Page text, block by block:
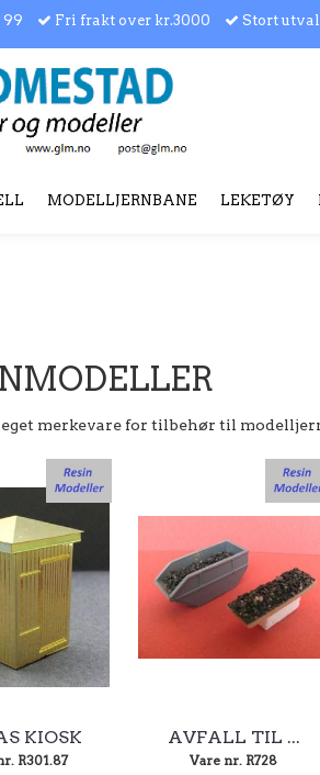
99 Fri frakt over kr.3000
Stort
MODELLJERNBANE LEKETØY
merkevare for tilbehør til
KIOSK
R301.87
AVFALL TIL ...
Vare nr. R728